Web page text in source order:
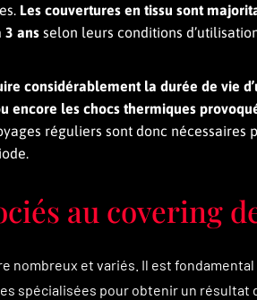
Les couvertures en tissu sont
3 ans selon leurs conditions
considérablement la durée de vie
encore les chocs thermiques
réguliers sont donc nécessaires
au covering
nombreux et variés. Il est
spécialisées pour obtenir un résultat